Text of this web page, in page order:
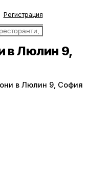
Регистрация
в Люлин 9,
в Люлин 9, София